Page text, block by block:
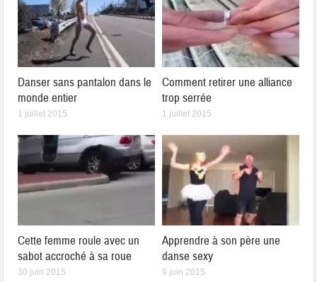
Danser sans pantalon dans le
monde entier
1 juillet 2015
Comment retirer une alliance
trop serrée
1 juillet 2015
Cette femme roule avec un
sabot accroché à sa roue
30 juin 2015
Apprendre à son père une
danse sexy
9 juin 2015